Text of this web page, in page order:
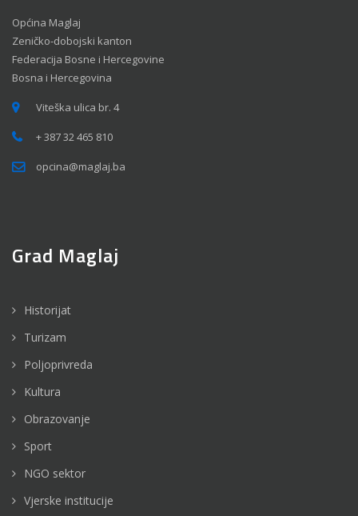
Općina Maglaj
Zeničko-dobojski kanton
Federacija Bosne i Hercegovine
Bosna i Hercegovina
Viteška ulica br. 4
+ 387 32 465 810
opcina@maglaj.ba
Grad Maglaj
Historijat
Turizam
Poljoprivreda
Kultura
Obrazovanje
Sport
NGO sektor
Vjerske institucije